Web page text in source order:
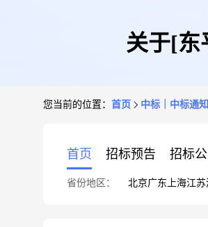
关于[东
您当前的位置： 首页 中标｜中标通知
首页 招标预告 招标
省份地区： 北京广东 上海江苏